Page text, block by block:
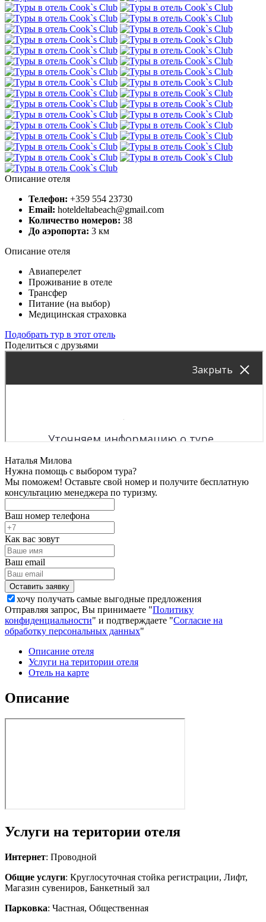
Описание отеля
Телефон: +359 554 23730
Email: hoteldeltabeach@gmail.com
Количество номеров: 38
До аэропорта: 3 км
Описание отеля
Авиаперелет
Проживание в отеле
Трансфер
Питание (на выбор)
Медицинская страховка
Подобрать тур в этот отель
Поделиться с друзьями
Наталья Милова
Нужна помощь с выбором тура?
Мы поможем! Оставьте свой номер и получите бесплатную
консультацию менеджера по туризму.
Ваш номер телефона
Как вас зовут
Ваш email
хочу получать самые выгодные предложения
Отправляя запрос, Вы принимаете "Политику
конфиденциальности" и подтверждаете "Согласие на
обработку персональных данных"
Описание отеля
Услуги на територии отеля
Отель на карте
Описание
Услуги на територии отеля
Интернет: Проводной
Общие услуги: Круглосуточная стойка регистрации, Лифт,
Магазин сувениров, Банкетный зал
Парковка: Частная, Общественная